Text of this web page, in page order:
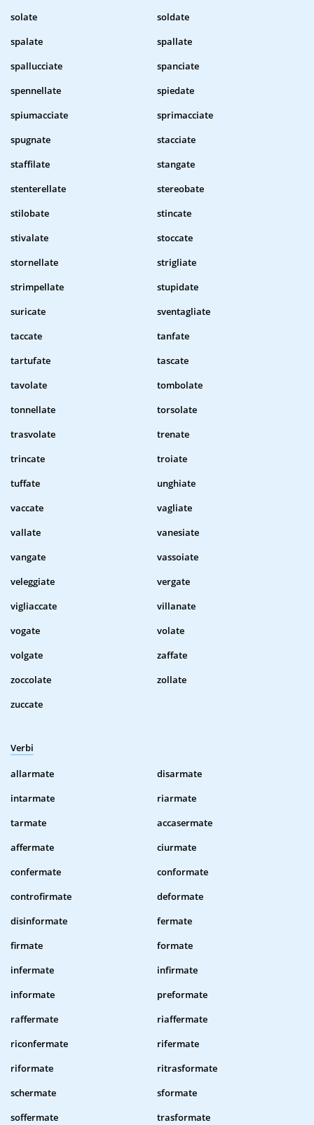
solate
soldate
spalate
spallate
spallucciate
spanciate
spennellate
spiedate
spiumacciate
sprimacciate
spugnate
stacciate
staffilate
stangate
stenterellate
stereobate
stilobate
stincate
stivalate
stoccate
stornellate
strigliate
strimpellate
stupidate
suricate
sventagliate
taccate
tanfate
tartufate
tascate
tavolate
tombolate
tonnellate
torsolate
trasvolate
trenate
trincate
troiate
tuffate
unghiate
vaccate
vagliate
vallate
vanesiate
vangate
vassoiate
veleggiate
vergate
vigliaccate
villanate
vogate
volate
volgate
zaffate
zoccolate
zollate
zuccate
Verbi
allarmate
disarmate
intarmate
riarmate
tarmate
accasermate
affermate
ciurmate
confermate
conformate
controfirmate
deformate
disinformate
fermate
firmate
formate
infermate
infirmate
informate
preformate
raffermate
riaffermate
riconfermate
rifermate
riformate
ritrasformate
schermate
sformate
soffermate
trasformate